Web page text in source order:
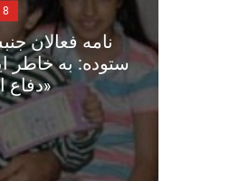
8 مارس
نامه فعالان
ستوده: به خاطر
«دفاع